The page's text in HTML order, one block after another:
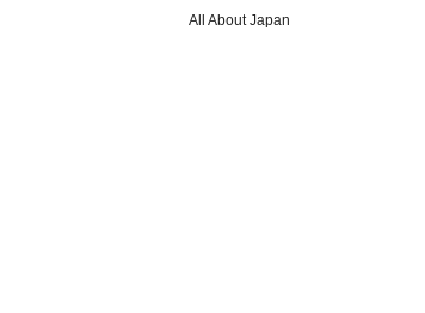
All About Japan